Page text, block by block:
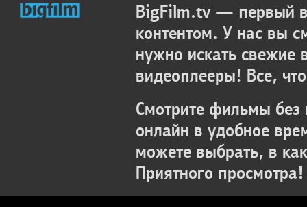
BigFilm.tv — первый
контентом. У нас вы
нужно искать свежие
видеоплееры! Все,
Смотрите фильмы без
онлайн в удобное
можете выбрать, в
Приятного просмотра!